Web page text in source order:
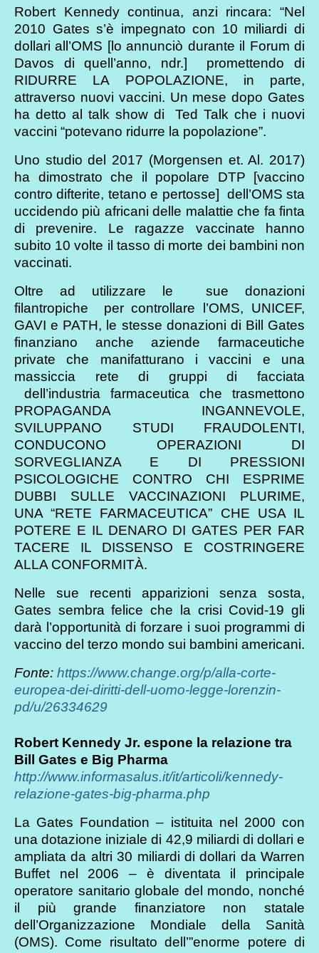
Robert Kennedy continua, anzi rincara: “Nel
2010 Gates s’è impegnato con 10 miliardi di
dollari all’OMS [lo annunciò durante il Forum di
Davos di quell’anno, ndr.] promettendo di
RIDURRE LA POPOLAZIONE, in parte,
attraverso nuovi vaccini. Un mese dopo Gates
ha detto al talk show di Ted Talk che i nuovi
vaccini “potevano ridurre la popolazione”.
Uno studio del 2017 (Morgensen et. Al. 2017)
ha dimostrato che il popolare DTP [vaccino
contro difterite, tetano e pertosse] dell’OMS sta
uccidendo più africani delle malattie che fa finta
di prevenire. Le ragazze vaccinate hanno
subito 10 volte il tasso di morte dei bambini non
vaccinati.
Oltre ad utilizzare le sue donazioni
filantropiche per controllare l’OMS, UNICEF,
GAVI e PATH, le stesse donazioni di Bill Gates
finanziano anche aziende farmaceutiche
private che manifatturano i vaccini e una
massiccia rete di gruppi di facciata
dell’industria farmaceutica che trasmettono
PROPAGANDA INGANNEVOLE,
SVILUPPANO STUDI FRAUDOLENTI,
CONDUCONO OPERAZIONI DI
SORVEGLIANZA E DI PRESSIONI
PSICOLOGICHE CONTRO CHI ESPRIME
DUBBI SULLE VACCINAZIONI PLURIME,
UNA “RETE FARMACEUTICA” CHE USA IL
POTERE E IL DENARO DI GATES PER FAR
TACERE IL DISSENSO E COSTRINGERE
ALLA CONFORMITÀ.
Nelle sue recenti apparizioni senza sosta,
Gates sembra felice che la crisi Covid-19 gli
darà l’opportunità di forzare i suoi programmi di
vaccino del terzo mondo sui bambini americani.
Fonte: https://www.change.org/p/alla-corte-
europea-dei-diritti-dell-uomo-legge-lorenzin-
pd/u/26334629
Robert Kennedy Jr. espone la relazione tra
Bill Gates e Big Pharma
http://www.informasalus.it/it/articoli/kennedy-
relazione-gates-big-pharma.php
La Gates Foundation – istituita nel 2000 con
una dotazione iniziale di 42,9 miliardi di dollari e
ampliata da altri 30 miliardi di dollari da Warren
Buffet nel 2006 – è diventata il principale
operatore sanitario globale del mondo, nonché
il più grande finanziatore non statale
dell’Organizzazione Mondiale della Sanità
(OMS). Come risultato dell’”enorme potere di